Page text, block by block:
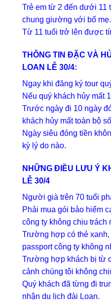
Trẻ em từ 2 đến dưới 11
chung giường với bố mẹ.
Từ 11 tuổi trở lên được
THÔNG TIN ĐẶC VÀ
LOAN LỄ 30/4:
Ngay khi đăng ký tour
Nếu quý khách hủy mất
Trước ngày đi 10 ngày
khách hủy mất toàn bộ
Ngày siêu đóng tiền
kỳ lý do nào.
NHỮNG ĐIỀU LƯU Ý
LỄ 30/4
Người già trên 70 tuổi
Phải mua gói bảo hiểm
công ty không chịu trách
Trường hợp có thẻ
passport công ty không
Trường hợp khách bị từ
cảnh chúng tôi không
Quý khách đã từng đi
nhận du lịch đài Loan.